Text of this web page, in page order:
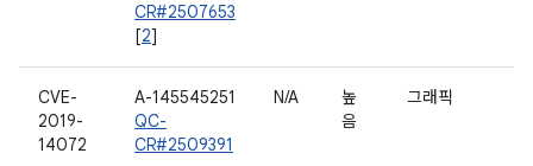
CR#2507653
[2]
CVE-
2019-
14072
A-145545251
QC-
CR#2509391
N/A
높
음
그래픽